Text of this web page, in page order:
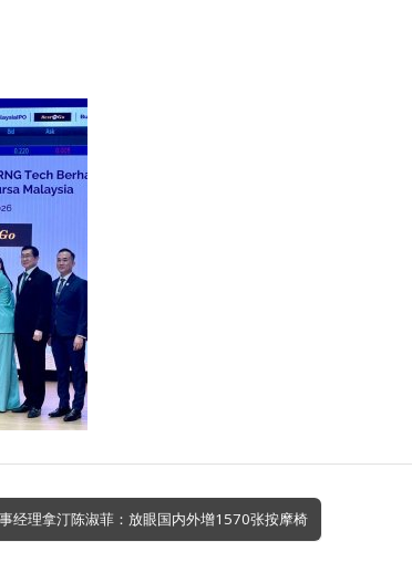
经理拿汀陈淑菲：放眼国内外增1570张按摩椅